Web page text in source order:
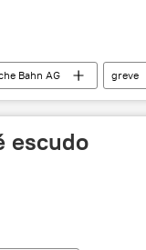
Bahn AG greve
escudo